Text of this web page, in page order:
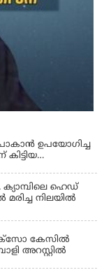
ഉപയോഗിച്ച
ഹെഡ്
നിലയിൽ
കേസിൽ
അറസ്റ്റിൽ